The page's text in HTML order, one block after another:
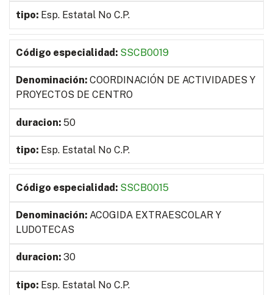
Esp. Estatal No C.P.
SSCB0019
COORDINACIÓN DE ACTIVIDADES Y
PROYECTOS DE CENTRO
50
Esp. Estatal No C.P.
SSCB0015
ACOGIDA EXTRAESCOLAR Y
LUDOTECAS
30
Esp. Estatal No C.P.